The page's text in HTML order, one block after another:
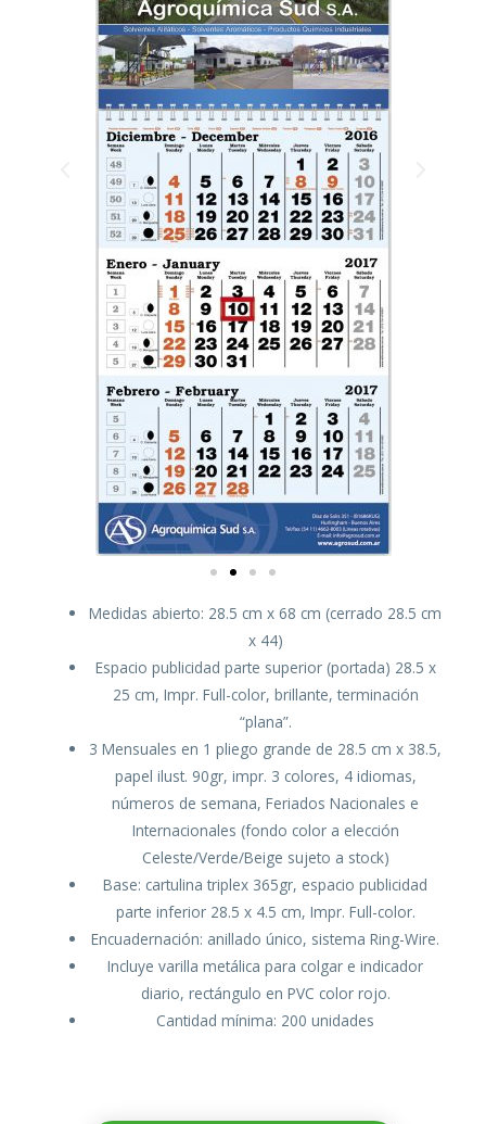
Medidas abierto: 28.5 cm x 68 cm (cerrado 28.5 cm
x 44)
Espacio publicidad parte superior (portada) 28.5 x
25 cm, Impr. Full-color, brillante, terminación
“plana”.
3 Mensuales en 1 pliego grande de 28.5 cm x 38.5,
papel ilust. 90gr, impr. 3 colores, 4 idiomas,
números de semana, Feriados Nacionales e
Internacionales (fondo color a elección
Celeste/Verde/Beige sujeto a stock)
Base: cartulina triplex 365gr, espacio publicidad
parte inferior 28.5 x 4.5 cm, Impr. Full-color.
Encuadernación: anillado único, sistema Ring-Wire.
Incluye varilla metálica para colgar e indicador
diario, rectángulo en PVC color rojo.
Cantidad mínima: 200 unidades